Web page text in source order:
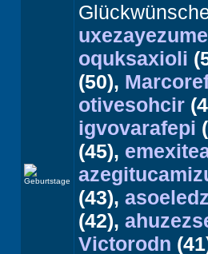
uxezayezume
oquksaxioli
(50),
otivesohcir
igvovarafepi
(45),
(43),
(42),
Victorodn